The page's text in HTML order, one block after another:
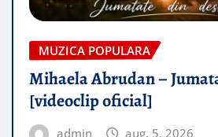
MUZICA POPULARA
Mihaela Abrudan –
[videoclip oficial]
admin aug. 5, 2026